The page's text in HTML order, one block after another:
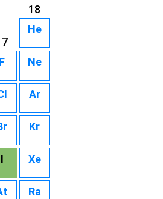
18
He
F Ne
Ar
Kr
I Xe
Ra